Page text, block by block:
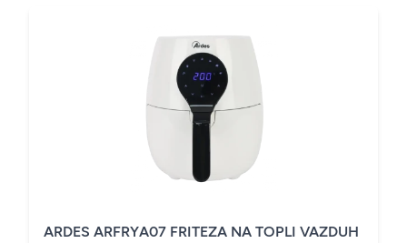
ARDES ARFRYA07 FRITEZA NA TOPLI VAZDUH